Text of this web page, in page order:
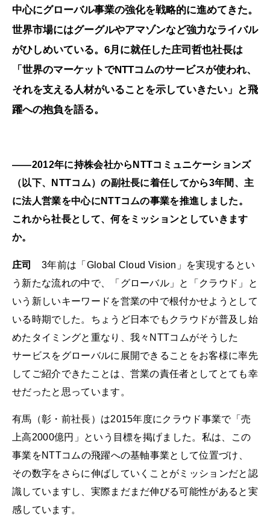
中心にグローバル事業の強化を戦略的に進めてきた。
世界市場にはグーグルやアマゾンなど強力なライバル
がひしめいている。6月に就任した庄司哲也社長は
「世界のマーケットでNTTコムのサービスが使われ、
それを支える人材がいることを示していきたい」と飛
躍への抱負を語る。
――2012年に持株会社からNTTコミュニケーションズ
（以下、NTTコム）の副社長に着任してから3年間、主
に法人営業を中心にNTTコムの事業を推進しました。
これから社長として、何をミッションとしていきます
か。
庄司
3年前は「Global Cloud Vision」を実現するとい
う新たな流れの中で、「グローバル」と「クラウド」と
いう新しいキーワードを営業の中で根付かせようとして
いる時期でした。ちょうど日本でもクラウドが普及し始
めたタイミングと重なり、我々NTTコムがそうした
サービスをグローバルに展開できることをお客様に率先
してご紹介できたことは、営業の責任者としてとても幸
せだったと思っています。
有馬（彰・前社長）は2015年度にクラウド事業で「売
上高2000億円」という目標を掲げました。私は、この
事業をNTTコムの飛躍への基軸事業として位置づけ、
その数字をさらに伸ばしていくことがミッションだと認
識していますし、実際まだまだ伸びる可能性があると実
感しています。